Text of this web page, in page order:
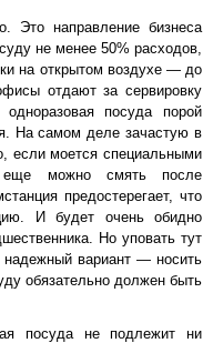
Это направление бизнеса
не менее 50% расходов,
на открытом воздухе — до
отдают за сервировку
посуда порой
На самом деле зачастую в
если моется специальными
еще можно смять после
предостерегает, что
И будет очень обидно
Но уповать тут
надежный вариант — носить
обязательно должен быть
посуда не подлежит ни